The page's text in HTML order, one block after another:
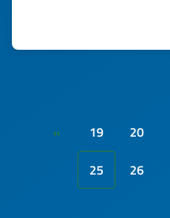
« 19 20
25
26